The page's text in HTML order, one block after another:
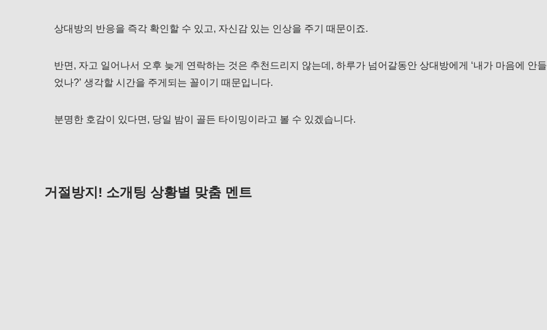
상대방의 반응을 즉각 확인할 수 있고, 자신감 있는 인상을 주기 때문이죠.
반면, 자고 일어나서 오후 늦게 연락하는 것은 추천드리지 않는데, 하루가 넘어갈동안 상대방에게 ‘내가 마음에 안들
었나?’ 생각할 시간을 주게되는 꼴이기 때문입니다.
분명한 호감이 있다면, 당일 밤이 골든 타이밍이라고 볼 수 있겠습니다.
거절방지! 소개팅 상황별 맞춤 멘트